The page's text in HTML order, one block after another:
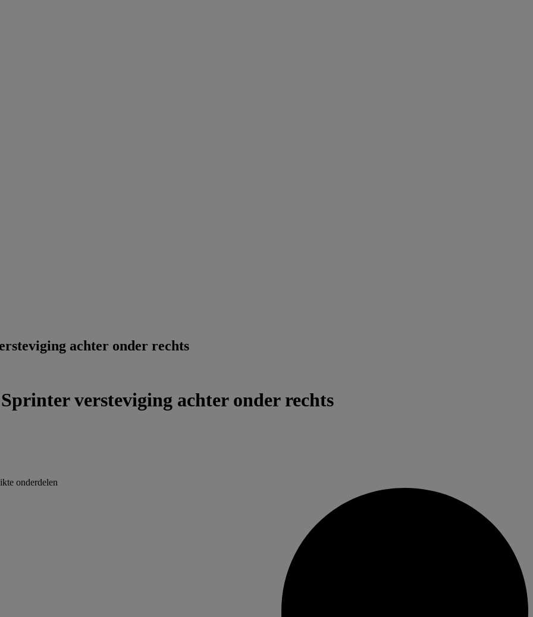
achter onder rechts
Sprinter versteviging achter onder rechts
onderdelen